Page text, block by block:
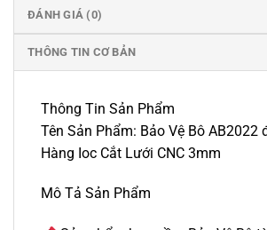
ĐÁNH GIÁ (0)
THÔNG TIN CƠ BẢN
Thông Tin Sản Phẩm
Tên Sản Phẩm: Bảo Vệ Bô AB2022
Hàng Ioc Cắt Lưới CNC 3mm
Mô Tả Sản Phẩm